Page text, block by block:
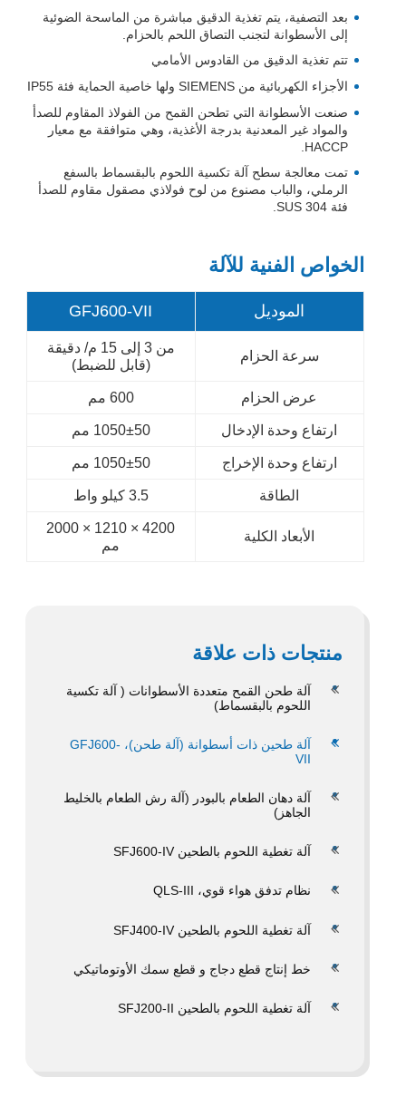
بعد التصفية، يتم تغذية الدقيق مباشرة من الماسحة الضوئية
إلى الأسطوانة لتجنب التصاق اللحم بالحزام.
تتم تغذية الدقيق من القادوس الأمامي
الأجزاء الكهربائية من SIEMENS ولها خاصية الحماية فئة IP55
صنعت الأسطوانة التي تطحن القمح من الفولاذ المقاوم للصدأ
والمواد غير المعدنية بدرجة الأغذية، وهي متوافقة مع معيار
HACCP.
تمت معالجة سطح آلة تكسية اللحوم بالبقسماط بالسفع
الرملي، والباب مصنوع من لوح فولاذي مصقول مقاوم للصدأ
فئة SUS 304.
الخواص الفنية للآلة
الموديل GFJ600-VII
سرعة الحزام
من 3 إلى 15 م/ دقيقة
(قابل للضبط)
عرض الحزام 600 مم
ارتفاع وحدة الإدخال 1050±50 مم
ارتفاع وحدة الإخراج 1050±50 مم
الطاقة 3.5 كيلو واط
الأبعاد الكلية
4200 × 1210 × 2000
مم
منتجات ذات علاقة
آلة طحن القمح متعددة الأسطوانات ( آلة تكسية
اللحوم بالبقسماط)
آلة طحين ذات أسطوانة (آلة طحن)، GFJ600-
VII
آلة دهان الطعام بالبودر (آلة رش الطعام بالخليط
الجاهز)
آلة تغطية اللحوم بالطحين SFJ600-IV
نظام تدفق هواء قوي، QLS-III
آلة تغطية اللحوم بالطحين SFJ400-IV
خط إنتاج قطع دجاج و قطع سمك الأوتوماتيكي
آلة تغطية اللحوم بالطحين SFJ200-II